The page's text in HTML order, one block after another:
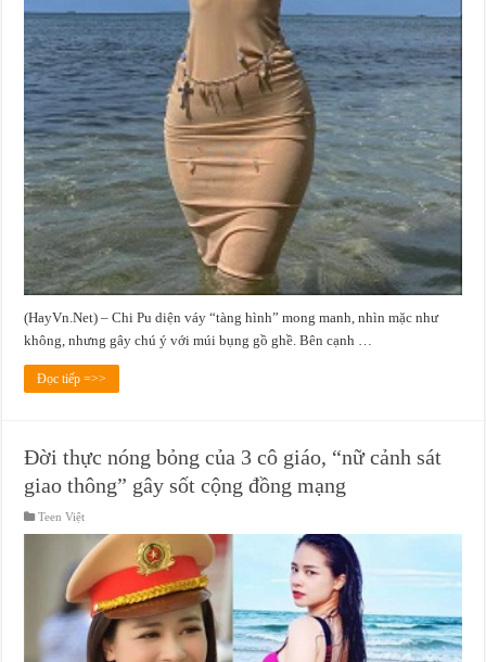
(HayVn.Net) – Chi Pu diện váy “tàng hình” mong manh, nhìn mặc như
không, nhưng gây chú ý với múi bụng gồ ghề. Bên cạnh …
Đọc tiếp =>>
Đời thực nóng bỏng của 3 cô giáo, “nữ cảnh sát
giao thông” gây sốt cộng đồng mạng
Teen Việt